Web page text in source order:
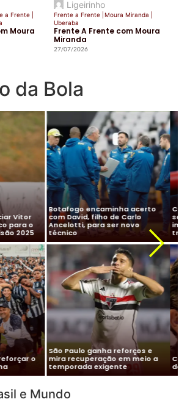
a Frente
Moura
Ligeirinho
Frente a Frente Moura Miranda
Uberaba
Frente A Frente com Moura
Miranda
27/07/2026
da Bola
Arábia e
Ancelotti diz “sim” à Seleção
Brasileira e CBF finaliza
detalhes para oficializar
acordo
técnico
Vitor Roque chega ao Brasil e
Palmeiras monta esquema
para evitar exposição
e Mundo